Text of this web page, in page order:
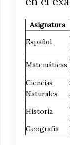
Asignatura
Español
Matemáticas
Ciencias
Naturales
Historia
Geografía